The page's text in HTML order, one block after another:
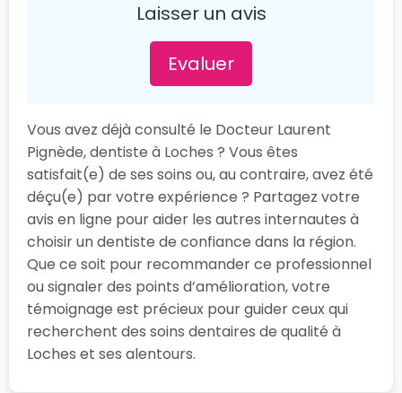
Laisser un avis
Evaluer
Vous avez déjà consulté le Docteur Laurent
Pignède, dentiste à Loches ? Vous êtes
satisfait(e) de ses soins ou, au contraire, avez été
déçu(e) par votre expérience ? Partagez votre
avis en ligne pour aider les autres internautes à
choisir un dentiste de confiance dans la région.
Que ce soit pour recommander ce professionnel
ou signaler des points d’amélioration, votre
témoignage est précieux pour guider ceux qui
recherchent des soins dentaires de qualité à
Loches et ses alentours.